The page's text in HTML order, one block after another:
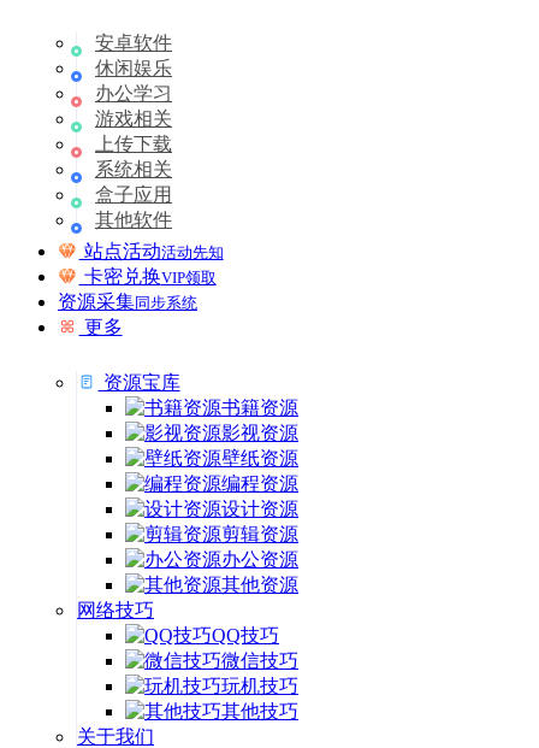
安卓软件
休闲娱乐
办公学习
游戏相关
上传下载
系统相关
盒子应用
其他软件
站点活动活动先知
卡密兑换VIP领取
资源采集同步系统
更多
资源宝库
书籍资源
影视资源
壁纸资源
编程资源
设计资源
剪辑资源
办公资源
其他资源
网络技巧
QQ技巧
微信技巧
玩机技巧
其他技巧
关于我们